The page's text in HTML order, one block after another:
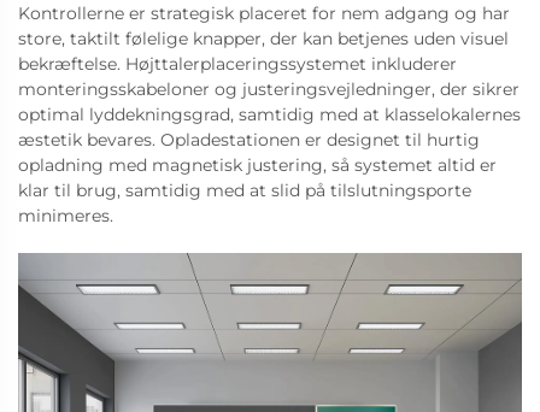
Kontrollerne er strategisk placeret for nem adgang og har
store, taktilt følelige knapper, der kan betjenes uden visuel
bekræftelse. Højttalerplaceringssystemet inkluderer
monteringsskabeloner og justeringsvejledninger, der sikrer
optimal lyddekningsgrad, samtidig med at klasselokalernes
æstetik bevares. Opladestationen er designet til hurtig
opladning med magnetisk justering, så systemet altid er
klar til brug, samtidig med at slid på tilslutningsporte
minimeres.